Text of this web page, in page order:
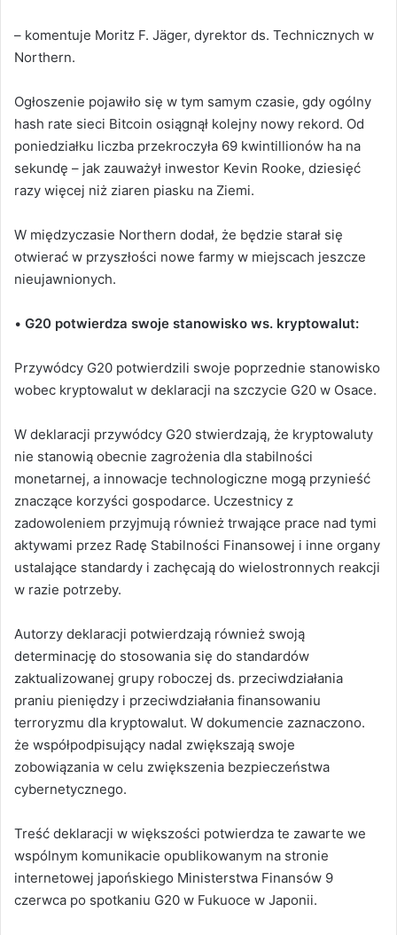
– komentuje Moritz F. Jäger, dyrektor ds. Technicznych w
Northern.
Ogłoszenie pojawiło się w tym samym czasie, gdy ogólny
hash rate sieci Bitcoin osiągnął kolejny nowy rekord. Od
poniedziałku liczba przekroczyła 69 kwintillionów ha na
sekundę – jak zauważył inwestor Kevin Rooke, dziesięć
razy więcej niż ziaren piasku na Ziemi.
W międzyczasie Northern dodał, że będzie starał się
otwierać w przyszłości nowe farmy w miejscach jeszcze
nieujawnionych.
• G20 potwierdza swoje stanowisko ws. kryptowalut:
Przywódcy G20 potwierdzili swoje poprzednie stanowisko
wobec kryptowalut w deklaracji na szczycie G20 w Osace.
W deklaracji przywódcy G20 stwierdzają, że kryptowaluty
nie stanowią obecnie zagrożenia dla stabilności
monetarnej, a innowacje technologiczne mogą przynieść
znaczące korzyści gospodarce. Uczestnicy z
zadowoleniem przyjmują również trwające prace nad tymi
aktywami przez Radę Stabilności Finansowej i inne organy
ustalające standardy i zachęcają do wielostronnych reakcji
w razie potrzeby.
Autorzy deklaracji potwierdzają również swoją
determinację do stosowania się do standardów
zaktualizowanej grupy roboczej ds. przeciwdziałania
praniu pieniędzy i przeciwdziałania finansowaniu
terroryzmu dla kryptowalut. W dokumencie zaznaczono.
że współpodpisujący nadal zwiększają swoje
zobowiązania w celu zwiększenia bezpieczeństwa
cybernetycznego.
Treść deklaracji w większości potwierdza te zawarte we
wspólnym komunikacie opublikowanym na stronie
internetowej japońskiego Ministerstwa Finansów 9
czerwca po spotkaniu G20 w Fukuoce w Japonii.